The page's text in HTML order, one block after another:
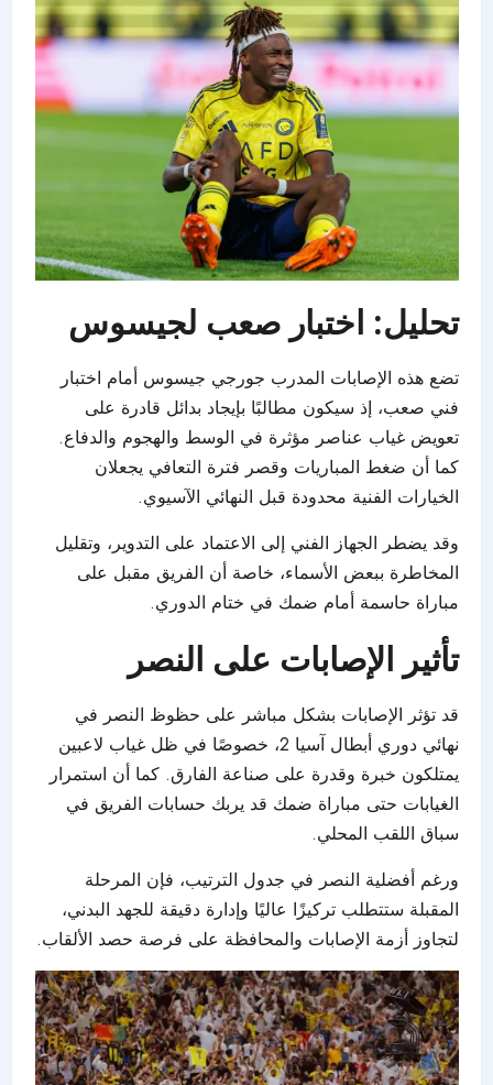
تحليل: اختبار صعب لجيسوس
تضع هذه الإصابات المدرب جورجي جيسوس أمام اختبار
فني صعب، إذ سيكون مطالبًا بإيجاد بدائل قادرة على
تعويض غياب عناصر مؤثرة في الوسط والهجوم والدفاع.
كما أن ضغط المباريات وقصر فترة التعافي يجعلان
الخيارات الفنية محدودة قبل النهائي الآسيوي.
وقد يضطر الجهاز الفني إلى الاعتماد على التدوير، وتقليل
المخاطرة ببعض الأسماء، خاصة أن الفريق مقبل على
مباراة حاسمة أمام ضمك في ختام الدوري.
تأثير الإصابات على النصر
قد تؤثر الإصابات بشكل مباشر على حظوظ النصر في
نهائيدوري أبطال آسيا 2
، خصوصًا في ظل غياب لاعبين
يمتلكون خبرة وقدرة على صناعة الفارق. كما أن استمرار
الغيابات حتى مباراة ضمك قد يربك حسابات الفريق في
سباق اللقب المحلي.
ورغم أفضلية النصر في جدول الترتيب، فإن المرحلة
المقبلة ستتطلب تركيزًا عاليًا وإدارة دقيقة للجهد البدني،
لتجاوز أزمة الإصابات والمحافظة على فرصة حصد الألقاب.